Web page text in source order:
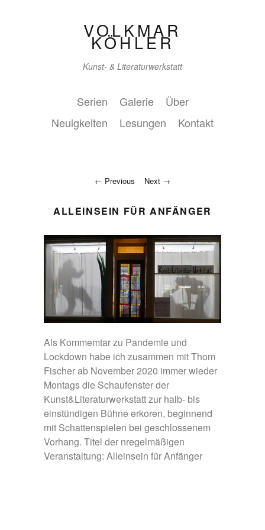
VOLKMAR
KÖHLER
Kunst- & Literaturwerkstatt
Serien Galerie
Über
Neuigkeiten
Lesungen Kontakt
Previous Next
ALLEINSEIN FÜR ANFÄNGER
Als Kommemtar zu Pandemie und
Lockdown habe ich zusammen mit Thom
Fischer ab November 2020 immer wieder
Montags die Schaufenster der
Kunst&Literaturwerkstatt zur halb- bis
einstündigen Bühne erkoren, beginnend
mit Schattenspielen bei geschlossenem
Vorhang. Titel der nregelmäßigen
Veranstaltung: Alleinsein für Anfänger